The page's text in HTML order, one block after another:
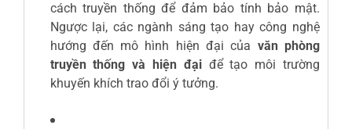
cách truyền thống để đảm bảo tính bảo mật.
Ngược lại, các ngành sáng tạo hay công nghệ
hướng đến mô hình hiện đại của văn phòng
truyền thống và hiện đạiđể tạo môi trường
khuyến khích trao đổi ý tưởng.